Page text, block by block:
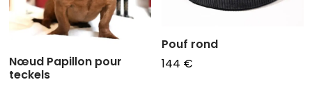
Nœud Papillon pour
teckels
Pouf rond
144 €